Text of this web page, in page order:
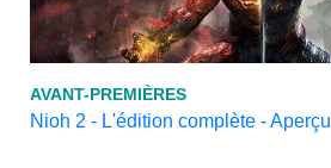
AVANT-PREMIÈRES
Nioh 2 - L'édition complète - Aperçu